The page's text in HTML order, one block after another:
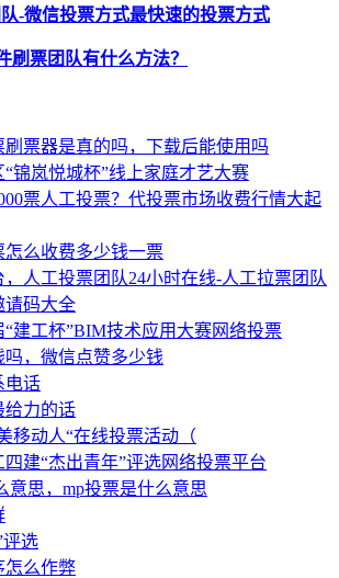
-微信投票方式最快速的投票方式
刷票团队有什么方法？
刷票器是真的吗，下载后能使用吗
“锦岚悦城杯”线上家庭才艺大赛
票人工投票？代投票市场收费行情大起
怎么收费多少钱一票
人工投票团队24小时在线-人工拉票团队
请码大全
“建工杯”BIM技术应用大赛网络投票
，微信点赞多少钱
电话
给力的话
移动人“在线投票活动（
建“杰出青年”评选网络投票平台
意思，mp投票是什么意思
评选
怎么作弊